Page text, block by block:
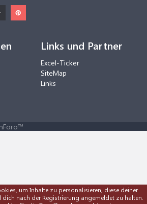
Links und Partner
Excel-Ticker
SiteMap
Links
um Inhalte zu personalisieren, diese deiner
nach der Registrierung angemeldet zu halten.